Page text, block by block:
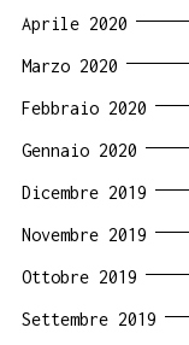
Aprile 2020
Marzo 2020
Febbraio 2020
Gennaio 2020
Dicembre 2019
Novembre 2019
Ottobre 2019
Settembre 2019